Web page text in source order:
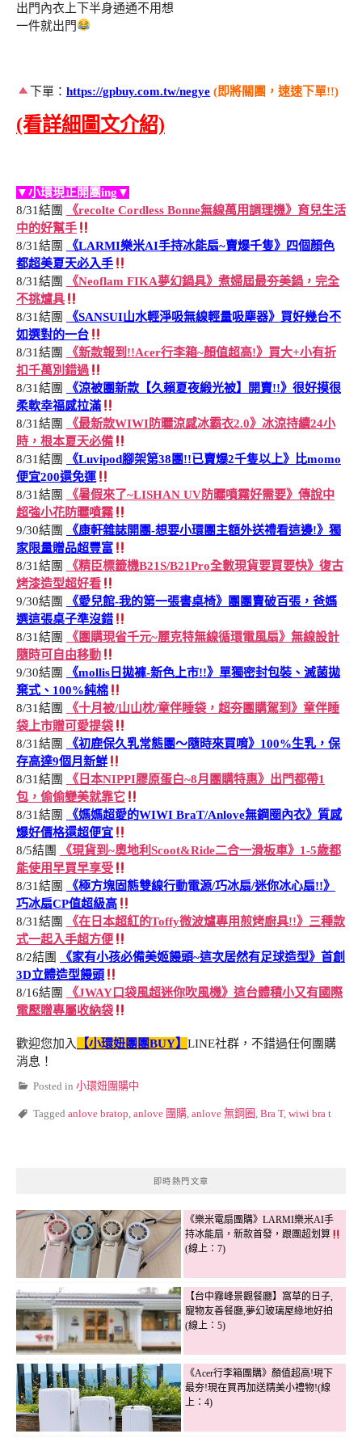
出門內衣上下半身通通不用想
一件就出門
下單：https://gpbuy.com.tw/negye (即將關團，速速下單!!)
(看詳細圖文介紹)
▼小環現正開團ing▼
8/31結團
《recolte Cordless Bonne無線萬用調理機》育兒生活
中的好幫手
8/31結團
《LARMI樂米AI手持冰能扇~賣爆千隻》四個顏色
都超美夏天必入手
8/31結團
《Neoflam FIKA夢幻鍋具》煮婦屆最夯美鍋，完全
不挑爐具
8/31結團
《SANSUI山水輕淨吸無線輕量吸塵器》買好幾台不
如選對的一台
8/31結團
《新款報到!!Acer行李箱~顏值超高!》買大+小有折
扣千萬別錯過
8/31結團
《涼被團新款【久賴夏夜緞光被】開賣!!》很好摸很
柔軟幸福感拉滿
8/31結團
《最新款WIWI防曬涼感冰霸衣2.0》冰涼持續24小
時，根本夏天必備
8/31結團
《Luvipod腳架第38團!!已賣爆2千隻以上》比momo
便宜200還免運
8/31結團
《暑假來了~LISHAN UV防曬噴霧好需要》傳說中
超強小花防曬噴霧
9/30結團
《康軒雜誌開團-想要小環團主額外送禮看這邊!》獨
家限量贈品超豐富
8/31結團
《精臣標籤機B21S/B21Pro全數現貨要買要快》復古
烤漆造型超好看
9/30結團
《愛兒館-我的第一張書桌椅》團團賣破百張，爸媽
選這張桌子準沒錯
8/31結團
《團購現省千元~麗克特無線循環電風扇》無線設計
隨時可自由移動
9/30結團
《mollis日拋褲-新色上市!!》單獨密封包裝、滅菌拋
棄式、100%純棉
8/31結團
《十月被/山山枕/童伴睡袋，超夯團購駕到》童伴睡
袋上市贈可愛提袋
8/31結團
《初鹿保久乳常態團～隨時來買唷》100%生乳，保
存高達9個月新鮮
8/31結團
《日本NIPPI膠原蛋白~8月團購特惠》出門都帶1
包，偷偷變美就靠它
8/31結團
《媽媽超愛的WIWI BraT/Anlove無鋼圈內衣》質感
爆好價格還超便宜
8/5結團
《現貨到~奧地利Scoot&Ride二合一滑板車》1-5歲都
能使用早買早享受
8/31結團
《極方塊固態雙線行動電源/巧冰扇/迷你冰心扇!!》
巧冰扇CP值超級高
8/31結團
《在日本超紅的Toffy微波爐專用煎烤廚具!!》三種款
式一起入手超方便
8/2結團
《家有小孩必備美姬饅頭~這次居然有足球造型》首創
3D立體造型饅頭
8/16結團
《JWAY口袋風超迷你吹風機》這台體積小又有國際
電壓贈專屬收納袋
歡迎您加入 【小環妞團團BUY】 LINE社群，不錯過任何團購
消息！
Posted in 小環妞團購中
Tagged anlove bratop, anlove 團購, anlove 無鋼圈 , Bra T, wiwi bra t
即時熱門文章
《樂米電扇團購》LARMI樂米AI手
持冰能扇，新款首發，跟團超划算
(線上：7)
【台中霧峰景觀餐廳】窩草的日子,
寵物友善餐廳,夢幻玻璃屋綠地好拍
(線上：5)
《Acer行李箱團購》顏值超高!現下
最夯!現在買再加送精美小禮物!(線
上：4)